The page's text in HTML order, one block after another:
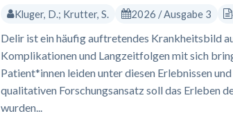
Kluger, D.; Krutter, S. 2026 / Ausgabe 3
Delir ist ein häufig auftretendes Krankheitsbild
Komplikationen und Langzeitfolgen mit sich
Patient*innen leiden unter diesen Erlebnissen
qualitativen Forschungsansatz soll das Erleben
wurden...